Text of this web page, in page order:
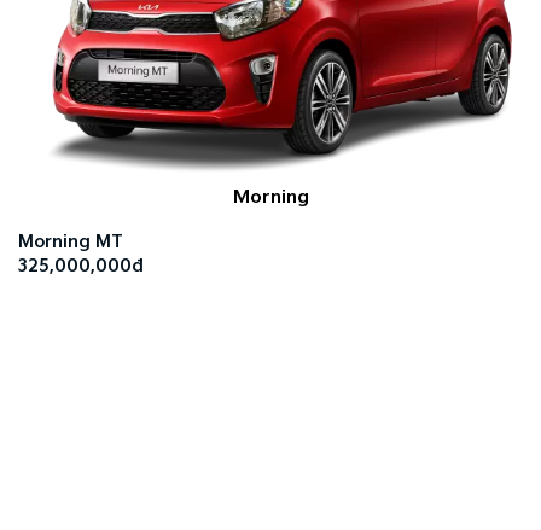
Morning
Morning MT
325,000,000đ